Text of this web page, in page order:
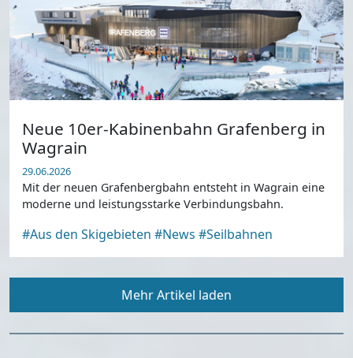
Neue 10er-Kabinenbahn Grafenberg in
Wagrain
29.06.2026
Mit der neuen Grafenbergbahn entsteht in Wagrain eine
moderne und leistungsstarke Verbindungsbahn.
#Aus den Skigebieten #News #Seilbahnen
Mehr Artikel laden